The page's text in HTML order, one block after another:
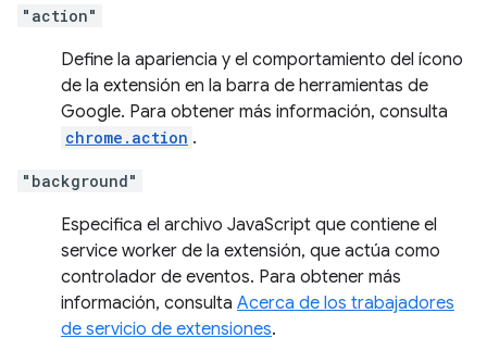
"action"
Define la apariencia y el comportamiento del ícono
de la extensión en la barra de herramientas de
Google. Para obtener más información, consulta
chrome.action .
"background"
Especifica el archivo JavaScript que contiene el
service worker de la extensión, que actúa como
controlador de eventos. Para obtener más
información, consulta Acerca de los trabajadores
de servicio de extensiones.